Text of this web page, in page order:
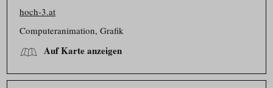
hoch-3.at
Computer­animation, Grafik
Auf Karte anzeigen